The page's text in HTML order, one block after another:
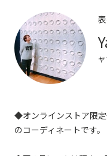
◆オンラインストア限
のコーディネートです。